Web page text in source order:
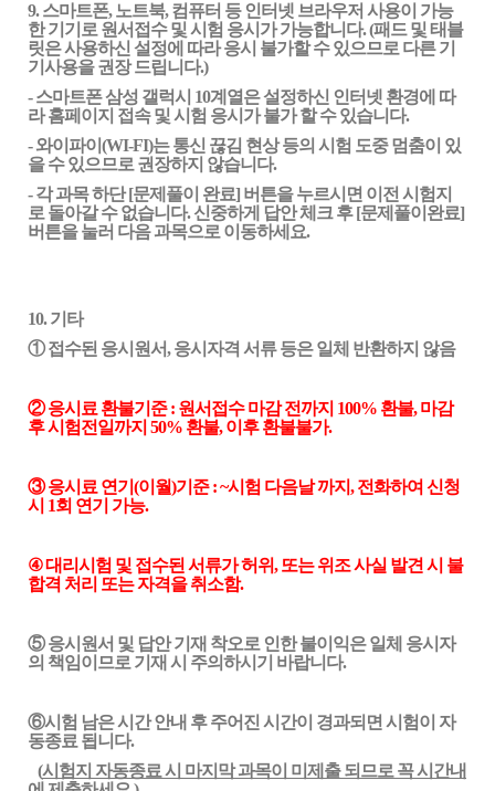
9.스마트폰, 노트북, 컴퓨터 등 인터넷 브라우저 사용이 가능
한 기기로 원서접수 및 시험 응시가 가능합니다. (패드 및 태블
릿은 사용하신 설정에 따라 응시 불가할 수 있으므로 다른 기
기사용을 권장 드립니다.)
- 스마트폰 삼성 갤럭시 10계열은 설정하신 인터넷 환경에 따
라 홈페이지 접속 및 시험 응시가 불가 할 수 있습니다.
- 와이파이(WI-FI)는 통신 끊김 현상 등의 시험 도중 멈춤이 있
을 수 있으므로 권장하지 않습니다.
- 각 과목 하단 [문제풀이 완료] 버튼을 누르시면 이전 시험지
로 돌아갈 수 없습니다. 신중하게 답안 체크 후 [문제풀이완료]
버튼을 눌러 다음 과목으로 이동하세요.
10.기타
① 접수된 응시원서, 응시자격 서류 등은 일체 반환하지 않음
② 응시료 환불기준 : 원서접수마감 전까지 100% 환불, 마감
후시험전일까지 50% 환불, 이후 환불불가.
③ 응시료 연기(이월)기준 : ~시험 다음날까지, 전화하여 신청
시 1회 연기 가능.
④대리시험 및 접수된 서류가 허위, 또는 위조 사실 발견 시 불
합격 처리 또는 자격을 취소함.
⑤ 응시원서 및 답안 기재 착오로 인한 불이익은 일체 응시자
의 책임이므로 기재 시 주의하시기 바랍니다.
⑥시험 남은 시간 안내 후 주어진 시간이 경과되면 시험이 자
동종료 됩니다.
(시험지 자동종료 시 마지막 과목이 미제출 되므로 꼭 시간내